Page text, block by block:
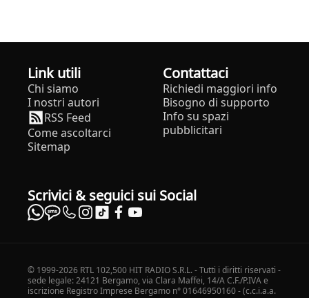
Link utili
Chi siamo
I nostri autori
RSS Feed
Come ascoltarci
Sitemap
Contattaci
Richiedi maggiori info
Bisogno di supporto
Info su spazi
pubblicitari
Scrivici & seguici sui Social
© 1999-2026 RTL 102,500 HIT RADIO S.R.L. - Tutti i diritti riservati -
sede legale: 24121 Bergamo, via Clara Maffei, 14/A C.F./P.IVA e
iscrizione Registro Imprese Bergamo n° 01646950160 - (c.c.i.a.a.